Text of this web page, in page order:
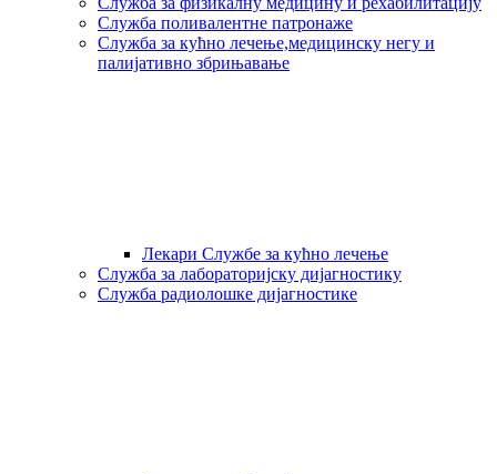
Служба поливалентне патронаже
Служба за кућно лечење,медицинску негу и
палијативно збрињавање
Лекари Службе за кућно лечење
Служба за лабораторијску дијагностику
Служба радиолошке дијагностике